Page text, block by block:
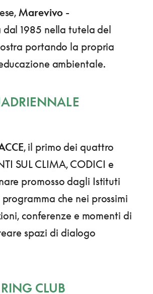
Marevivo -
1985 nella tutela del
portando la propria
ambientale.
, il primo dei quattro
SUL CLIMA, CODICI e
promosso dagli Istituti
che nei prossimi
conferenze e momenti di
spazi di dialogo
CLUB